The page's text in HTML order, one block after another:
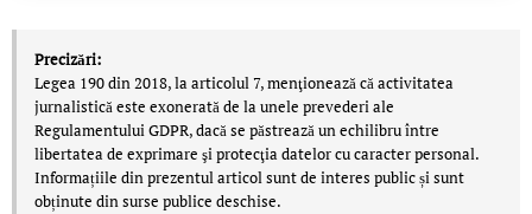
Precizări:
Legea 190 din 2018, la articolul 7, menţionează că activitatea
jurnalistică este exonerată de la unele prevederi ale
Regulamentului GDPR, dacă se păstrează un echilibru între
libertatea de exprimare şi protecţia datelor cu caracter personal.
Informațiile din prezentul articol sunt de interes public și sunt
obținute din surse publice deschise.